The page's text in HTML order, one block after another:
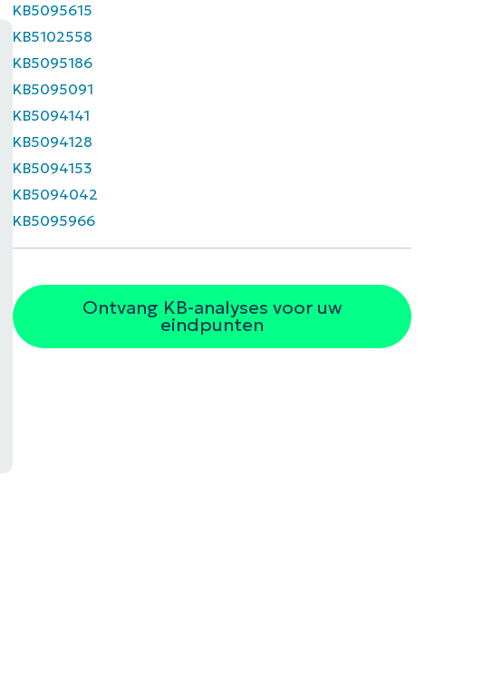
KB5095615
KB5102558
KB5095186
KB5095091
KB5094141
KB5094128
KB5094153
KB5094042
KB5095966
Ontvang KB-analyses voor uw
eindpunten